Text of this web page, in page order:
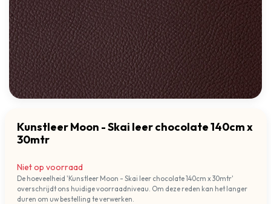
Kunstleer Moon - Skai leer chocolate 140cm x
30mtr
Niet op voorraad
De hoeveelheid 'Kunstleer Moon - Skai leer chocolate 140cm x 30mtr'
overschrijdt ons huidige voorraadniveau. Om deze reden kan het langer
duren om uw bestelling te verwerken.